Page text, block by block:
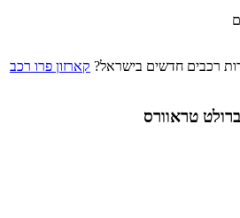
רכבים חדשים בישראל? קארזון פרו רכב
טראוורס